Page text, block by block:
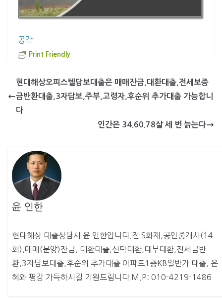
공감
Print Friendly
현대해상오피스텔담보대출은 매매잔금,대환대출,전세보증
금반환대출,3자담보,주부,고령자,후순위 추가대출 가능합니
다
인간은 34.60.78살 세 번 늙는다
윤 인한
현대해상 대출상담사 윤 인한입니다.전 S화재,공인중개사(14
회),매매(분양)잔금, 대환대출,신탁대환,대부대환,전세금반
환,3자담보대출,후순위 추가대출 아파트1층KB일반가 대출, 은
혜와 평강 가득하시길 기원드림니다 M.P: 010-4219-1486